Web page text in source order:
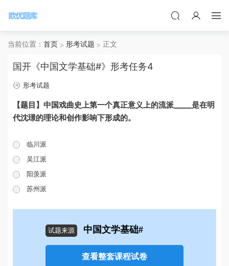
当前位置： 首页 形考试题 正文
国开《中国文学基础#》形考任务4
形考试题
【题目】中国戏曲史上第一个真正意义上的流派_____是在明
代沈璟的理论和创作影响下形成的。
临川派
吴江派
阳羡派
苏州派
试题来源 中国文学基础#
查看整套课程试卷